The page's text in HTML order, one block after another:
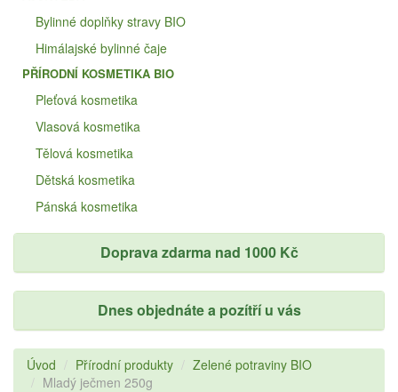
Bylinné doplňky stravy BIO
Himálajské bylinné čaje
PŘÍRODNÍ KOSMETIKA BIO
Pleťová kosmetika
Vlasová kosmetika
Tělová kosmetika
Dětská kosmetika
Pánská kosmetika
Doprava zdarma nad 1000 Kč
Dnes objednáte a pozítří u vás
Úvod Přírodní produkty
Zelené potraviny BIO
Mladý ječmen 250g